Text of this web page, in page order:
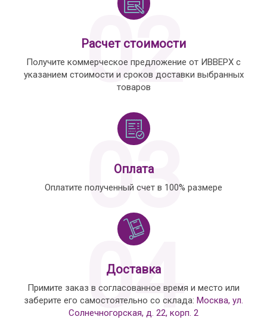
02
Расчет стоимости
Получите коммерческое предложение от ИВВЕРХ с
указанием стоимости и сроков доставки выбранных
товаров
03
Оплата
Оплатите полученный счет в 100% размере
04
Доставка
Примите заказ в согласованное время и место или
заберите его самостоятельно со склада: Москва, ул.
Солнечногорская, д. 22, корп. 2